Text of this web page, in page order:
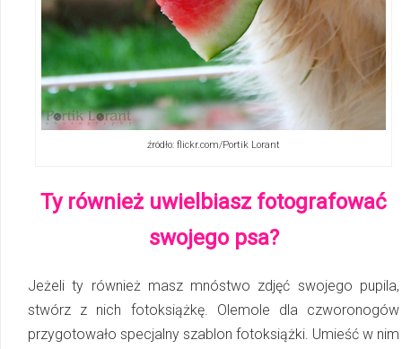
źródło: flickr.com/Portik Lorant
Ty również uwielbiasz fotografować
swojego psa?
Jeżeli ty również masz mnóstwo zdjęć swojego pupila,
stwórz z nich fotoksiążkę. Olemole dla czworonogów
przygotowało specjalny szablon fotoksiążki. Umieść w nim